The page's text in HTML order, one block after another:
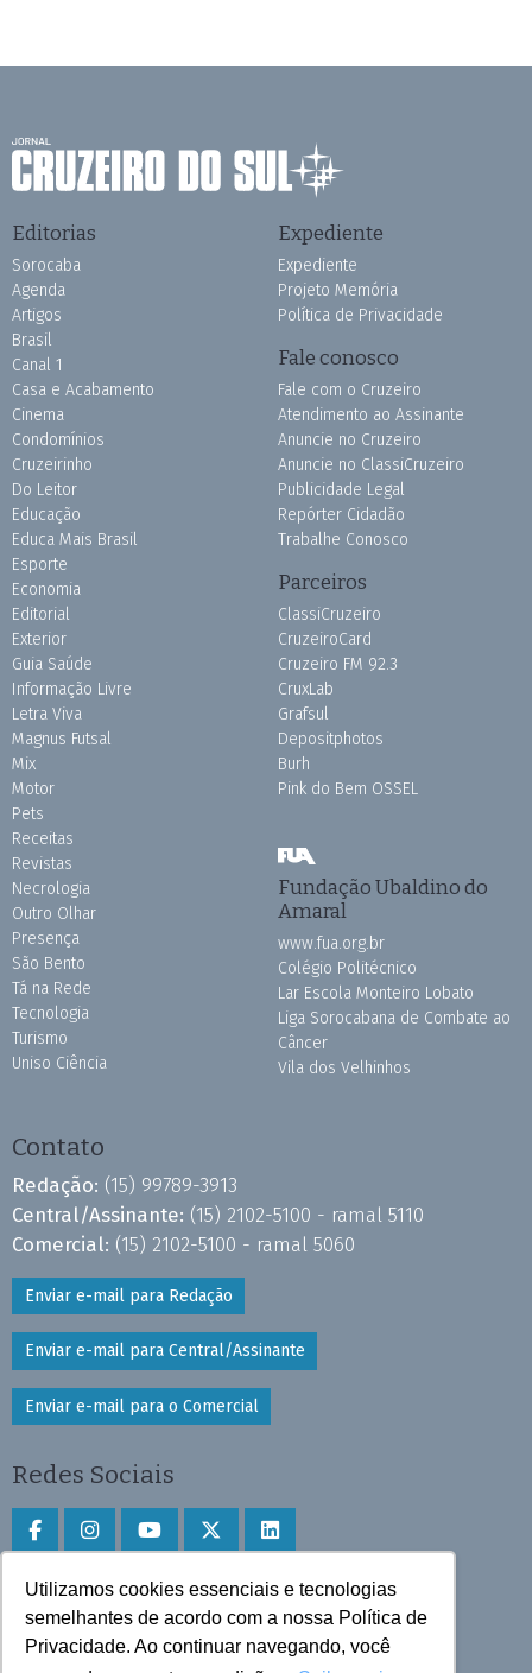
Utilizamos cookies essenciais e tecnologias
semelhantes de acordo com a nossa Política de
Privacidade. Ao continuar navegando, você
Editorias
Sorocaba
Agenda
Artigos
Brasil
Canal 1
Casa e Acabamento
Cinema
Condomínios
Cruzeirinho
Do Leitor
Educação
Educa Mais Brasil
Esporte
Economia
Editorial
Exterior
Guia Saúde
Informação Livre
Letra Viva
Magnus Futsal
Mix
Motor
Pets
Receitas
Revistas
Necrologia
Outro Olhar
Presença
São Bento
Tá na Rede
Tecnologia
Turismo
Uniso Ciência
Expediente
Expediente
Projeto Memória
Política de Privacidade
Fale conosco
Fale com o Cruzeiro
Atendimento ao Assinante
Anuncie no Cruzeiro
Anuncie no ClassiCruzeiro
Publicidade Legal
Repórter Cidadão
Trabalhe Conosco
Parceiros
ClassiCruzeiro
CruzeiroCard
Cruzeiro FM 92.3
CruxLab
Grafsul
Depositphotos
Burh
Pink do Bem OSSEL
Fundação Ubaldino do
Amaral
www.fua.org.br
Colégio Politécnico
Lar Escola Monteiro Lobato
Liga Sorocabana de Combate ao
Câncer
Vila dos Velhinhos
Contato
Redação: (15) 99789-3913
Central/Assinante: (15) 2102-5100 - ramal 5110
Comercial: (15) 2102-5100 - ramal 5060
Enviar e-mail para Redação
Enviar e-mail para Central/Assinante
Enviar e-mail para o Comercial
Redes Sociais
Faça download do aplicativo
Play Store e App Store